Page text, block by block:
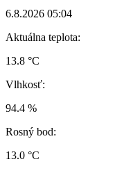
6.8.2026 05:04
Aktuálna teplota:
13.8 °C
Vlhkosť:
94.4 %
Rosný bod:
13.0 °C